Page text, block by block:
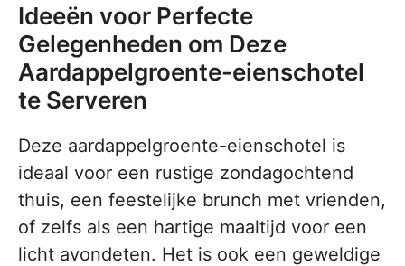
Ideeën voor Perfecte
Gelegenheden om Deze
Aardappelgroente-eienschotel
te Serveren
Deze aardappelgroente-eienschotel is
ideaal voor een rustige zondagochtend
thuis, een feestelijke brunch met vrienden,
of zelfs als een hartige maaltijd voor een
licht avondeten. Het is ook een geweldige